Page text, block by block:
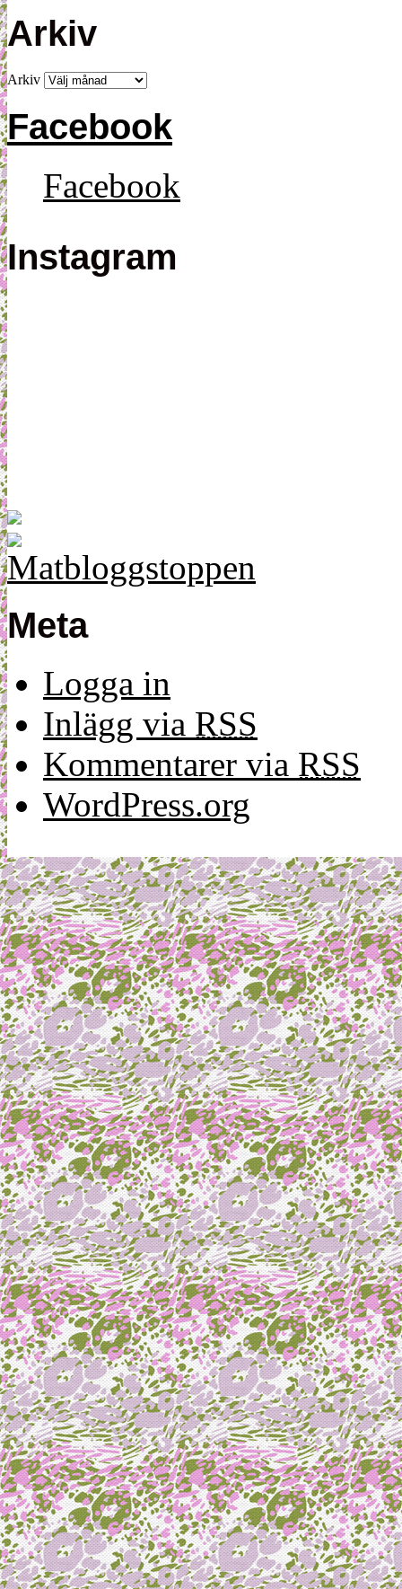
Arkiv
Arkiv
Facebook
Facebook
Instagram
Meta
Logga in
Inlägg via RSS
Kommentarer via RSS
WordPress.org